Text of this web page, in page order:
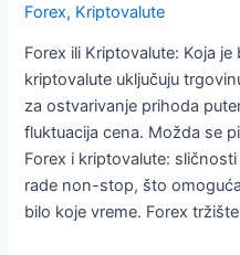
Forex, Kriptovalute
Forex ili Kriptovalute: Koja
kriptovalute uključuju
za ostvarivanje prihoda
fluktuacija cena. Možda se
Forex i kriptovalute:
rade non-stop, što
bilo koje vreme. Forex